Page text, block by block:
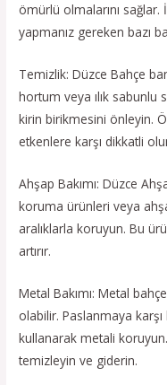
ömürlü olmalarını sağlar.
yapmanız gereken bazı
Temizlik: Düzce Bahçe
hortum veya ılık
kirin birikmesini önleyin.
etkenlere karşı dikkatli
Ahşap Bakımı: Düzce
koruma ürünleri veya
aralıklarla koruyun. Bu
artırır.
Metal Bakımı: Metal
olabilir. Paslanmaya
kullanarak metali
temizleyin ve giderin.